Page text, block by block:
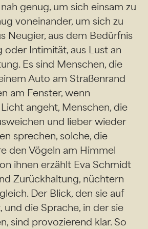
genug, um sich einsam zu
voneinander, um sich zu
Neugier, aus dem Bedürfnis
oder Intimität, aus Lust an
Es sind Menschen, die
Auto am Straßenrand
am Fenster, wenn
angeht, Menschen, die
und lieber wieder
sprechen, solche, die
den Vögeln am Himmel
ihnen erzählt Eva Schmidt
Zurückhaltung, nüchtern
Der Blick, den sie auf
und die Sprache, in der sie
sind provozierend klar. So